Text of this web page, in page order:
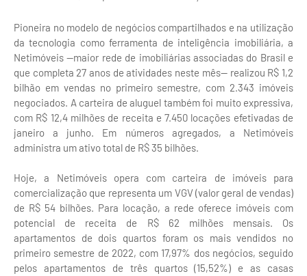
Pioneira no modelo de negócios compartilhados e na utilização
da tecnologia como ferramenta de inteligência imobiliária, a
Netimóveis —maior rede de imobiliárias associadas do Brasil e
que completa 27 anos de atividades neste mês— realizou R$ 1,2
bilhão em vendas no primeiro semestre, com 2.343 imóveis
negociados. A carteira de aluguel também foi muito expressiva,
com R$ 12,4 milhões de receita e 7.450 locações efetivadas de
janeiro a junho. Em números agregados, a Netimóveis
administra um ativo total de R$ 35 bilhões.
Hoje, a Netimóveis opera com carteira de imóveis para
comercialização que representa um VGV (valor geral de vendas)
de R$ 54 bilhões. Para locação, a rede oferece imóveis com
potencial de receita de R$ 62 milhões mensais. Os
apartamentos de dois quartos foram os mais vendidos no
primeiro semestre de 2022, com 17,97% dos negócios, seguido
pelos apartamentos de três quartos (15,52%) e as casas